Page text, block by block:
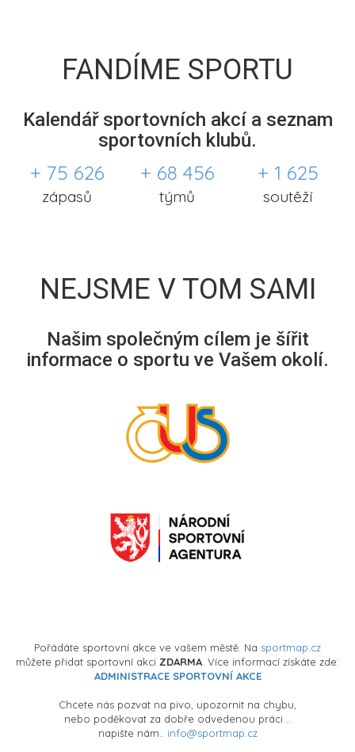
FANDÍME SPORTU
Kalendář sportovních akcí a seznam
sportovních klubů.
+ 75 626
zápasů
+ 68 456
týmů
+ 1 625
soutěží
NEJSME V TOM SAMI
Našim společným cílem je šířit
informace o sportu ve Vašem okolí.
Pořádáte sportovní akce ve vašem městě. Na sportmap.cz
můžete přidat sportovní akci ZDARMA . Více informací získáte zde:
ADMINISTRACE SPORTOVNÍ AKCE
Chcete nás pozvat na pivo, upozornit na chybu,
nebo poděkovat za dobře odvedenou práci ..
napište nám.. info@sportmap.cz